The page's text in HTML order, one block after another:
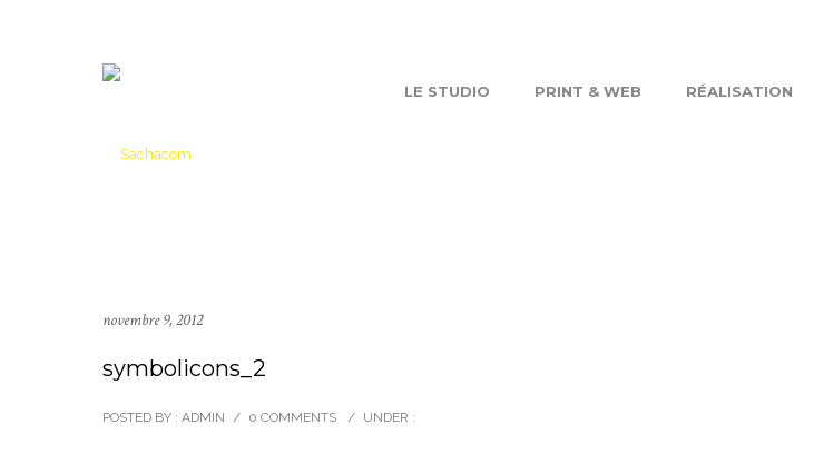
LE STUDIO PRINT & WEB RÉALISATION
novembre 9, 2012
symbolicons_2
POSTED BY : ADMIN / 0 COMMENTS / UNDER :